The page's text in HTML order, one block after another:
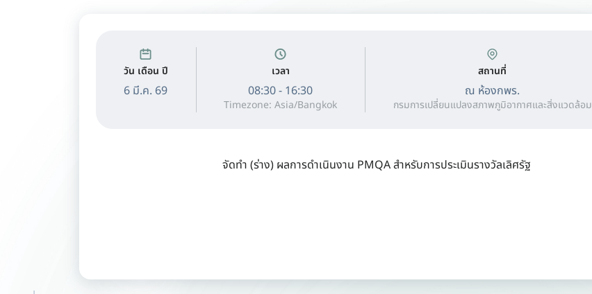
วัน เดือน ปี
6 มี.ค. 69
เวลา
08:30 - 16:30
Timezone: Asia/Bangkok
สถานที่
ณ ห้องกพร.
กรมการเปลี่ยนแปลงสภาพภูมิอากาศและสิ่งแวดล้อม
จัดทำ (ร่าง) ผลการดำเนินงาน PMQA สำหรับการประเมินรางวัลเลิศรัฐ